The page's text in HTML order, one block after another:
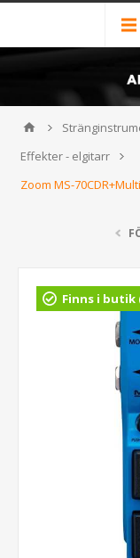
Effekter - elgitarr
Zoom MS-
Finns i butik